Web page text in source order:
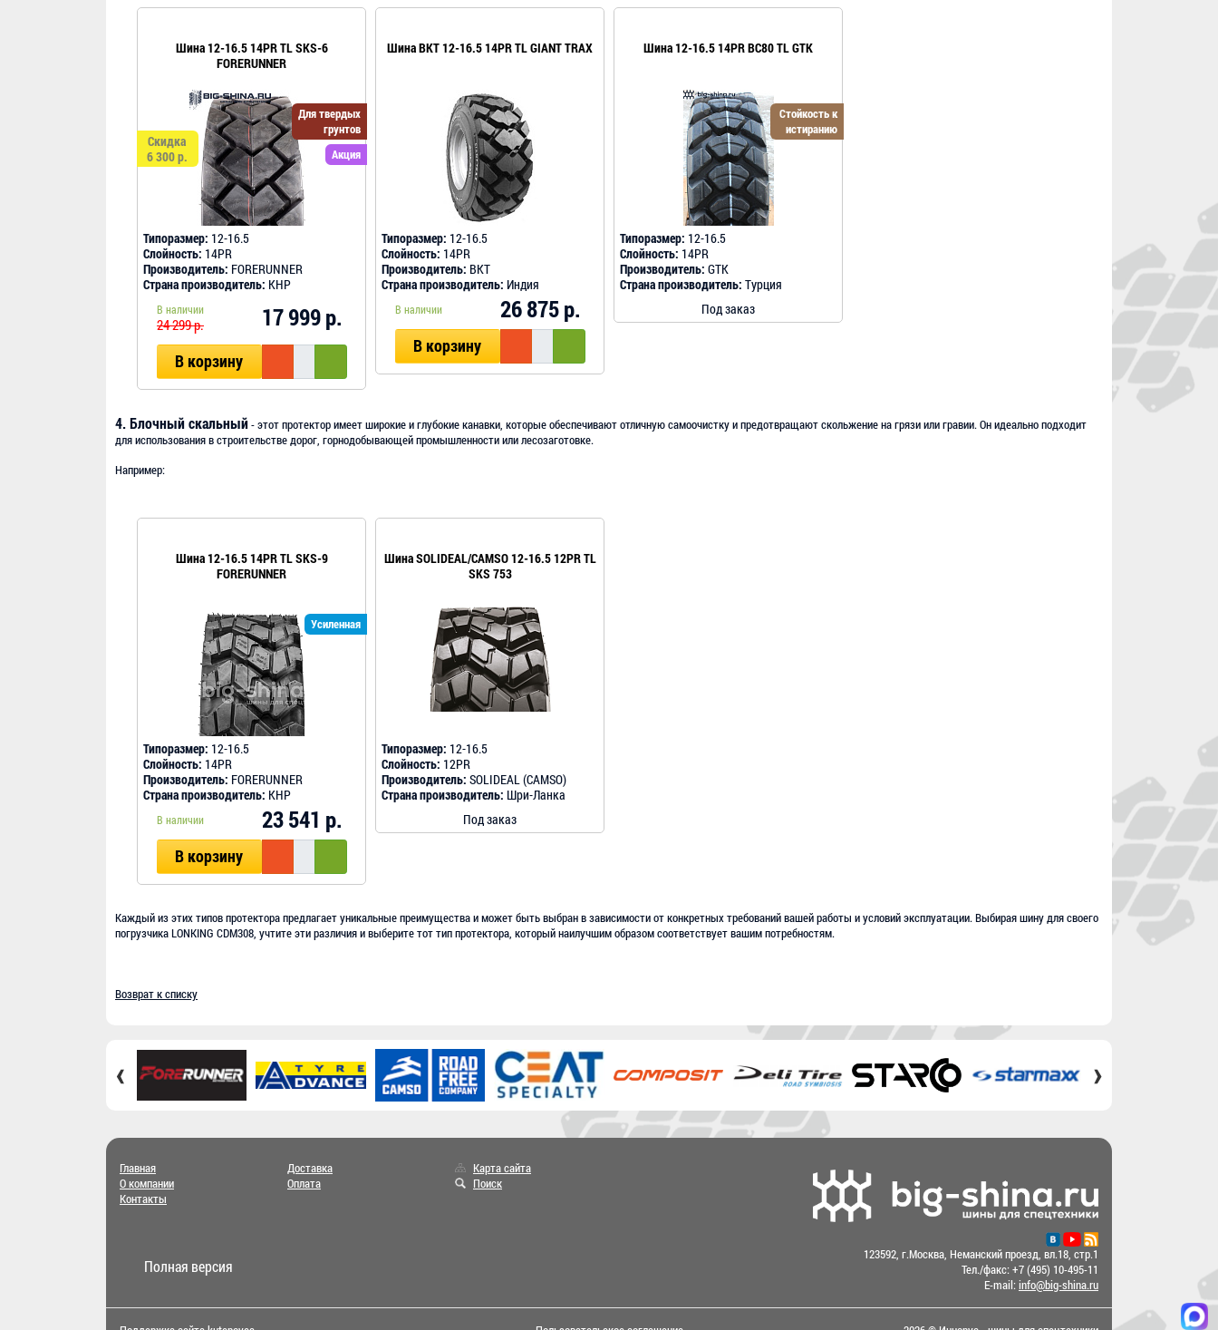
Шина 12-16.5 14PR TL SKS-6
FORERUNNER
Для твердых
грунтов
Акция
Скидка
6 300 р.
Типоразмер: 12-16.5
Слойность: 14PR
Производитель: FORERUNNER
Страна производитель: КНР
В наличии
24 299 р. 17 999 р.
В корзину
Шина BKT 12-16.5 14PR TL GIANT TRAX
Типоразмер: 12-16.5
Слойность: 14PR
Производитель: BKT
Страна производитель: Индия
В наличии 26 875 р.
В корзину
Шина 12-16.5 14PR BC80 TL GTK
Стойкость к
истиранию
Типоразмер: 12-16.5
Слойность: 14PR
Производитель: GTK
Страна производитель: Турция
Под заказ
4. Блочный скальный- этот протектор имеет широкие и глубокие канавки, которые обеспечивают отличную самоочистку и предотвращают скольжение на грязи или гравии. Он идеально подходит
для использования в строительстве дорог, горнодобывающей промышленности или лесозаготовке.
Например:
Шина 12-16.5 14PR TL SKS-9
FORERUNNER
Усиленная
Типоразмер: 12-16.5
Слойность: 14PR
Производитель: FORERUNNER
Страна производитель: КНР
В наличии 23 541 р.
В корзину
Шина SOLIDEAL/CAMSO 12-16.5 12PR TL
SKS 753
Типоразмер: 12-16.5
Слойность: 12PR
Производитель: SOLIDEAL (CAMSO)
Страна производитель: Шри-Ланка
Под заказ
Каждый из этих типов протектора предлагает уникальные преимущества и может быть выбран в зависимости от конкретных требований вашей работы и условий эксплуатации. Выбирая шину для своего
погрузчика LONKING CDM308, учтите эти различия и выберите тот тип протектора, который наилучшим образом соответствует вашим потребностям.
Возврат к списку
‹ ›
Главная
О компании
Контакты
Доставка
Оплата
Карта сайта
Поиск
Полная версия
123592, г.Москва, Неманский проезд, вл.18, стр.1
Тел./факс:+7 (495) 10-495-11
E-mail:info@big-shina.ru